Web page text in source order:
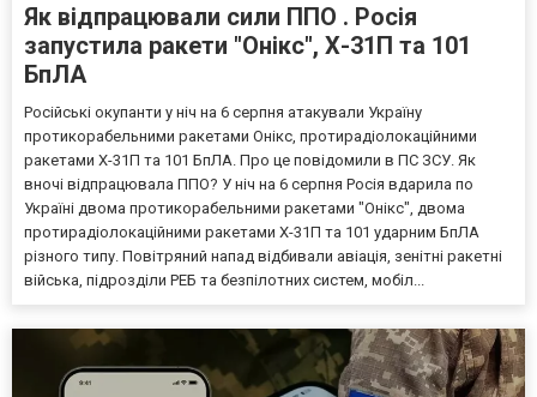
Як відпрацювали сили ППО . Росія
запустила ракети "Онікс", Х-31П та 101
БпЛА
Російські окупанти у ніч на 6 серпня атакували Україну
протикорабельними ракетами Онікс, протирадіолокаційними
ракетами Х-31П та 101 БпЛА. Про це повідомили в ПС ЗСУ. Як
вночі відпрацювала ППО? У ніч на 6 серпня Росія вдарила по
Україні двома протикорабельними ракетами "Онікс", двома
протирадіолокаційними ракетами Х-31П та 101 ударним БпЛА
різного типу. Повітряний напад відбивали авіація, зенітні ракетні
війська, підрозділи РЕБ та безпілотних систем, мобіл...